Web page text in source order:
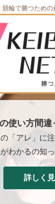
競輪で勝つため
使い方間違
「アレ」に
わかるの知
詳しく